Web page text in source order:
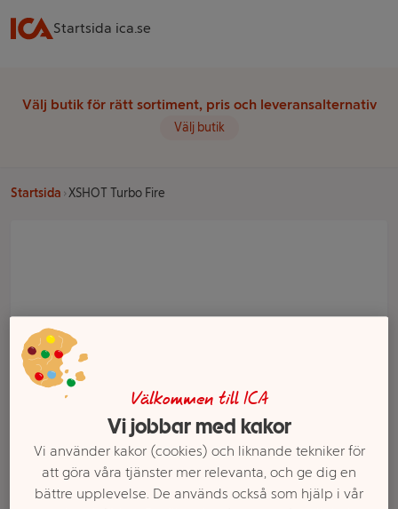
Startsida ica.se
Välj butik för rätt sortiment, pris och leveransalternativ
Välj butik
Startsida XSHOT Turbo Fire
Välkommen till ICA
Vi jobbar med kakor
Vi använder kakor (cookies) och liknande tekniker för
att göra våra tjänster mer relevanta, och ge dig en
bättre upplevelse. De används också som hjälp i vår